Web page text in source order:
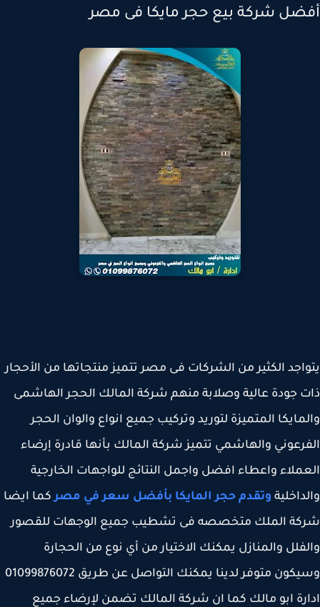
شركة بيع حجر مايكا فى مصر
الكثير من الشركات فى مصر تتميز منتجاتها من الأحجار
جودة عالية وصلابة منهم شركة المالك الحجر الهاشمى
المتميزة لتوريد وتركيب جميع انواع والوان الحجر
والهاشمي تتميز شركة المالك بأنها قادرة إرضاء
واعطاء افضل واجمل النتائج للواجهات الخارجية
وتقدم حجر المايكا بأفضل سعر في مصركما ايضا
الملك متخصصه فى تشطيب جميع الوجهات للقصور
والمنازل يمكنك الاختيار من أي نوع من الحجارة
وسيكون متوفر لدينا يمكنك التواصل عن طريق 01099876072
ابو مالك كما ان شركة المالك تضمن لإرضاء جميع